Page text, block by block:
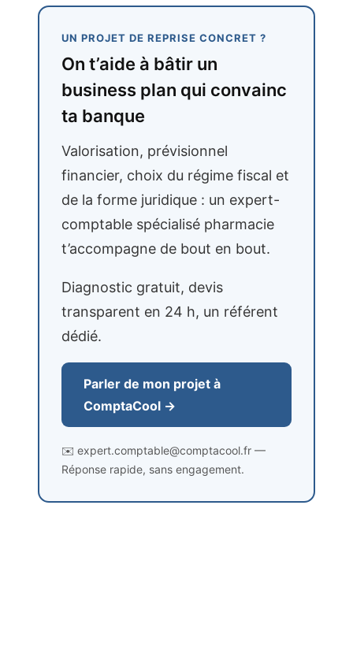
UN PROJET DE REPRISE CONCRET ?
On t’aide à bâtir un
business plan qui convainc
ta banque
Valorisation, prévisionnel
financier, choix du régime fiscal et
de la forme juridique : un expert-
comptable spécialisé pharmacie
t’accompagne de bout en bout.
Diagnostic gratuit, devis
transparent en 24 h, un référent
dédié.
Parler de mon projet à
ComptaCool →
✉️ expert.comptable@comptacool.fr —
Réponse rapide, sans engagement.